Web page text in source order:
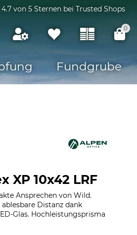
4.7 von 5 Sternen bei Trusted Shops
0
Fundgrube
XP 10x42 LRF
Ansprechen von Wild.
Distanz dank
Glas. Hochleistungsprisma